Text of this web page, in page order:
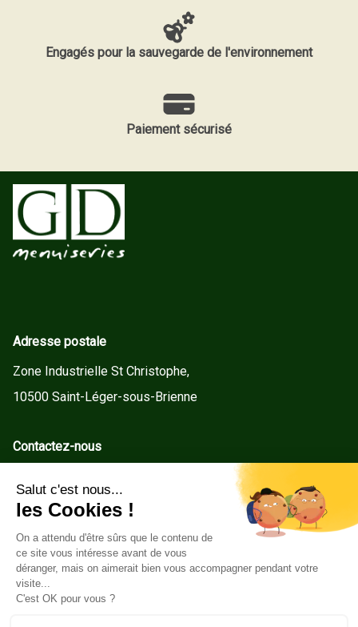
Engagés pour la sauvegarde de l'environnement
Paiement sécurisé
Adresse postale
Zone Industrielle St Christophe,
10500 Saint-Léger-sous-Brienne
Contactez-nous
Tel : +33(0)3 25 92 78 60
Service client
Conditions Générales de Vente
Mentions légales